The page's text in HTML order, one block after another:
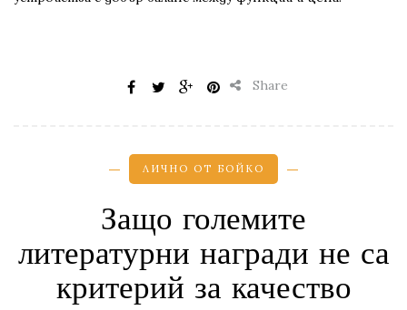
Share
ЛИЧНО ОТ БОЙКО
Защо големите
литературни награди не са
критерий за качество